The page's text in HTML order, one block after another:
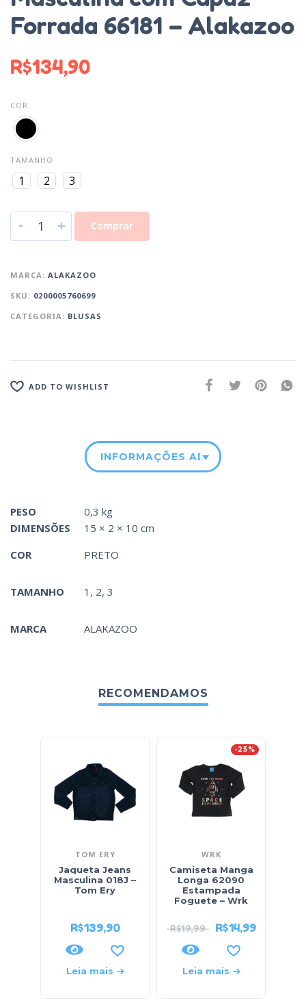
Forrada 66181 – Alakazoo
R$134,90
COR
TAMANHO
1 2 3
- + Comprar
MARCA: ALAKAZOO
SKU: 0200005760699
CATEGORIA: BLUSAS
ADD TO WISHLIST
INFORMAÇÕES ADICIONAIS
PESO
0,3 kg
DIMENSÕES
15 × 2 × 10 cm
COR
PRETO
TAMANHO 1, 2, 3
MARCA ALAKAZOO
RECOMENDAMOS
TOM ERY
Jaqueta Jeans
Masculina 018J –
Tom Ery
R$139,90
Leia mais
-25%
WRK
Camiseta Manga
Longa 62090
Estampada
Foguete – Wrk
R$19,99 R$14,99
Leia mais